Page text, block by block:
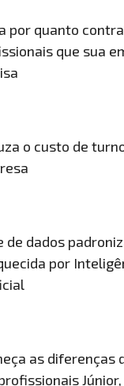
por quanto
que sua
o custo de
de dados
por
as diferenças